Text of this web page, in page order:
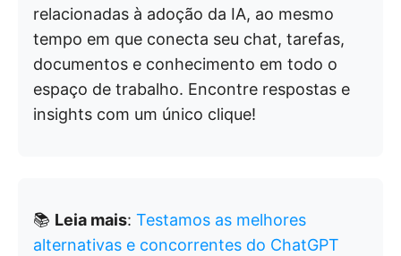
relacionadas à adoção da IA, ao mesmo
tempo em que conecta seu chat, tarefas,
documentos e conhecimento em todo o
espaço de trabalho. Encontre respostas e
insights com um único clique!
📚 Leia mais: Testamos as melhores
alternativas e concorrentes do ChatGPT